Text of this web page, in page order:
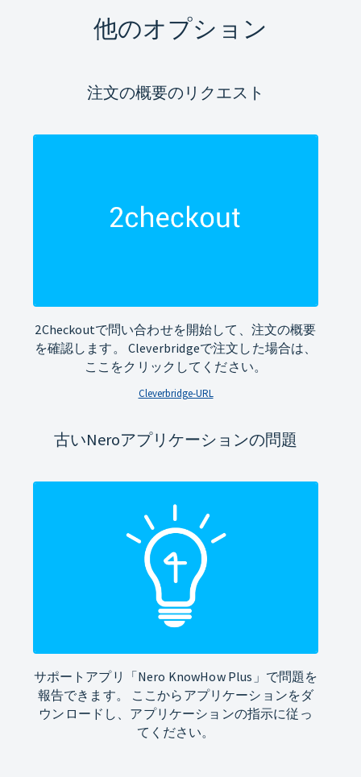
他のオプション
注文の概要のリクエスト
2Checkoutで問い合わせを開始して、注文の概要
を確認します。 Cleverbridgeで注文した場合は、
ここをクリックしてください。
Cleverbridge-URL
古いNeroアプリケーションの問題
サポートアプリ「Nero KnowHow Plus」で問題を
報告できます。 ここからアプリケーションをダ
ウンロードし、アプリケーションの指示に従っ
てください。